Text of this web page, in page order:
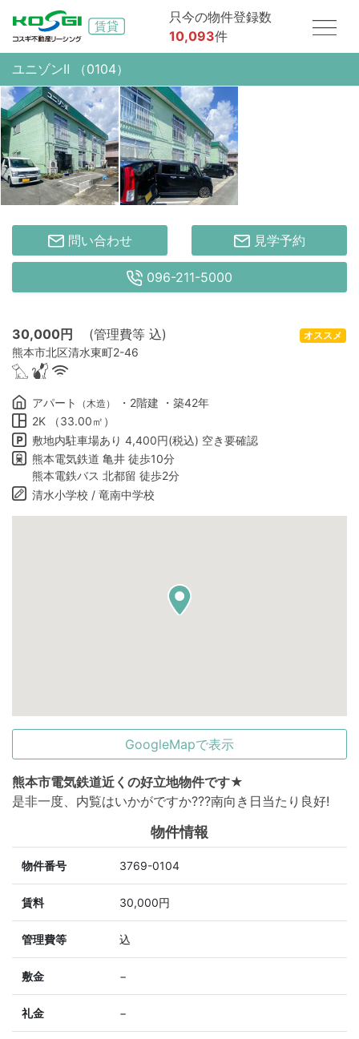
只今の物件登録数
10,093件
ユニゾンⅡ （0104）
問い合わせ 見学予約
096-211-5000
30,000円 (管理費等 込)
熊本市北区清水東町2-46
オススメ
アパート （木造）
・2階建 ・築42年
2K （33.00㎡）
敷地内駐車場あり 4,400円(税込) 空き要確認
熊本電気鉄道 亀井 徒歩10分
熊本電鉄バス 北都留 徒歩2分
清水小学校 / 竜南中学校
GoogleMapで表示
熊本市電気鉄道近くの好立地物件です★
是非一度、内覧はいかがですか???南向き日当たり良好!
物件情報
物件番号 3769-0104
賃料 30,000円
管理費等 込
敷金 −
礼金 −